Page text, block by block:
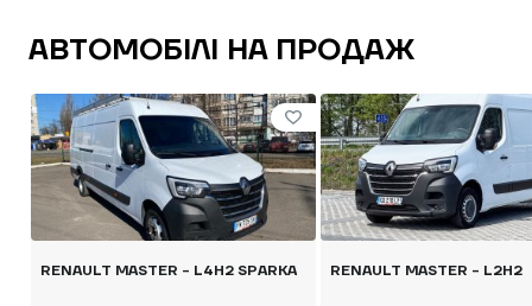
АВТОМОБІЛІ НА ПРОДАЖ
RENAULT MASTER - L4H2 SPARKA RENAULT MASTER - L2H2